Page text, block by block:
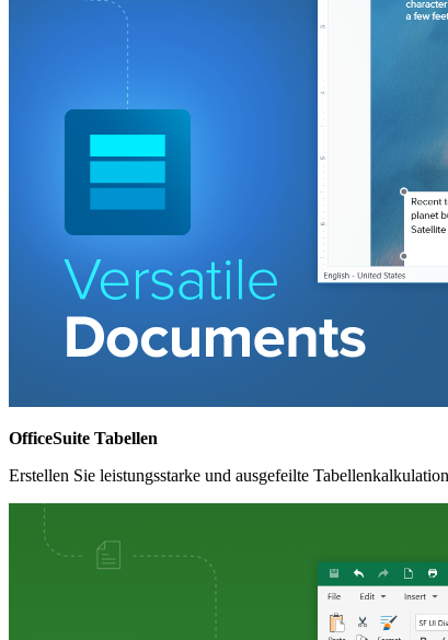
OfficeSuite Tabellen
Erstellen Sie leistungsstarke und ausgefeilte